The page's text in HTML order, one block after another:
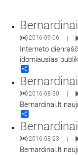
2016-09-06
Interneto
įdomiausias
2016-08-30
Bernardinai.lt
2016-08-23 |
Bernardinai.lt